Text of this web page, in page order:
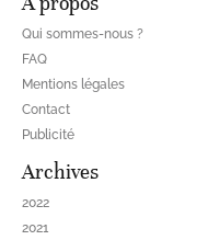
Qui sommes-nous ?
FAQ
Mentions légales
Contact
Publicité
Archives
2022
2021